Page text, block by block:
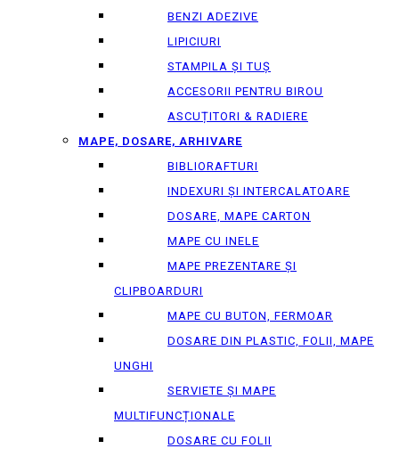
BENZI ADEZIVE
LIPICIURI
STAMPILA ȘI TUȘ
ACCESORII PENTRU BIROU
ASCUȚITORI & RADIERE
MAPE, DOSARE, ARHIVARE
BIBLIORAFTURI
INDEXURI ȘI INTERCALATOARE
DOSARE, MAPE CARTON
MAPE CU INELE
MAPE PREZENTARE ȘI
CLIPBOARDURI
MAPE CU BUTON, FERMOAR
DOSARE DIN PLASTIC, FOLII, MAPE
UNGHI
SERVIETE ȘI MAPE
MULTIFUNCȚIONALE
DOSARE CU FOLII